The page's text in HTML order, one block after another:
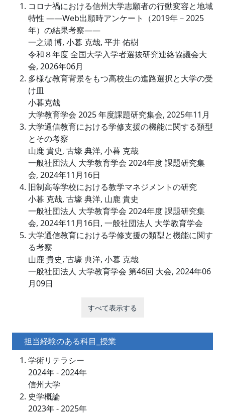
コロナ禍における信州大学志願者の行動変容と地域
特性 ――Web出願時アンケート（2019年－2025
年）の結果考察――
一之瀬 博, 小暮 克哉, 平井 佑樹
令和８年度 全国大学入学者選抜研究連絡協議会大
会, 2026年06月
多様な教育背景をもつ高校生の進路選択と大学の受
け皿
小暮克哉
大学教育学会 2025 年度課題研究集会, 2025年11月
大学通信教育における学修支援の機能に関する類型
とその考察
山鹿 貴史, 古壕 典洋, 小暮 克哉
一般社団法人 大学教育学会 2024年度 課題研究集
会, 2024年11月16日
旧制高等学校における教学マネジメントの研究
小暮 克哉, 古壕 典洋, 山鹿 貴史
一般社団法人 大学教育学会 2024年度 課題研究集
会, 2024年11月16日, 一般社団法人 大学教育学会
大学通信教育における学修支援の類型と機能に関す
る考察
山鹿 貴史, 古壕 典洋, 小暮 克哉
一般社団法人 大学教育学会 第46回 大会, 2024年06
月09日
すべて表示する
担当経験のある科目_授業
学術リテラシー
2024年 - 2024年
信州大学
史学概論
2023年 - 2025年